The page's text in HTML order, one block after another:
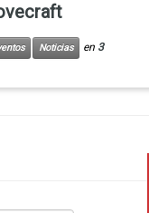
Noticias en 3